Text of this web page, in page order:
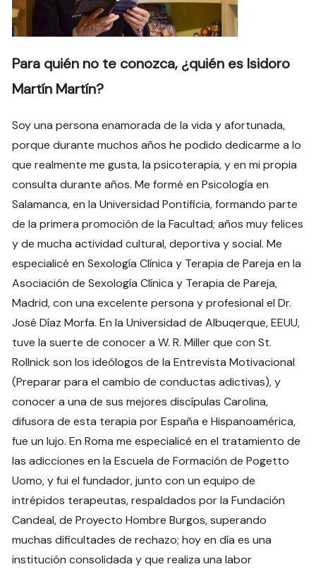
Para quién no te conozca, ¿quién es Isidoro
Martín Martín?
Soy una persona enamorada de la vida y afortunada,
porque durante muchos años he podido dedicarme a lo
que realmente me gusta, la psicoterapia, y en mi propia
consulta durante años. Me formé en Psicología en
Salamanca, en la Universidad Pontificia, formando parte
de la primera promoción de la Facultad; años muy felices
y de mucha actividad cultural, deportiva y social. Me
especialicé en Sexología Clínica y Terapia de Pareja en la
Asociación de Sexología Clínica y Terapia de Pareja,
Madrid, con una excelente persona y profesional el Dr.
José Díaz Morfa. En la Universidad de Albuqerque, EEUU,
tuve la suerte de conocer a W. R. Miller que con St.
Rollnick son los ideólogos de la Entrevista Motivacional
(Preparar para el cambio de conductas adictivas), y
conocer a una de sus mejores discípulas Carolina,
difusora de esta terapia por España e Hispanoamérica,
fue un lujo. En Roma me especialicé en el tratamiento de
las adicciones en la Escuela de Formación de Pogetto
Uomo, y fui el fundador, junto con un equipo de
intrépidos terapeutas, respaldados por la Fundación
Candeal, de Proyecto Hombre Burgos, superando
muchas dificultades de rechazo; hoy en día es una
institución consolidada y que realiza una labor